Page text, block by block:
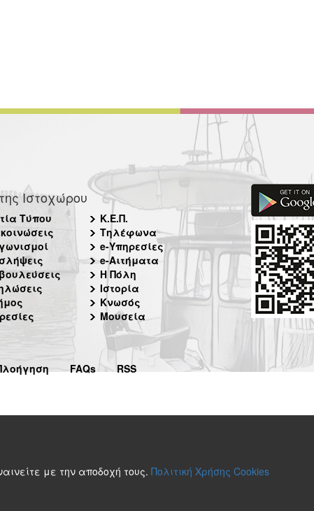
Ιστοχώρου
Τύπου
Κ.Ε.Π.
Τηλέφωνα
e-Υπηρεσίες
e-Αιτήματα
Η Πόλη
Ιστορία
Κνωσός
Μουσεία
FAQs RSS
με την αποδοχή τους. Πολιτική Χρήσης Cookies